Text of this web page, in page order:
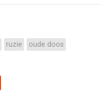
ruzie oude doos